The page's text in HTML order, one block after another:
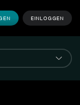
EINLOGGEN